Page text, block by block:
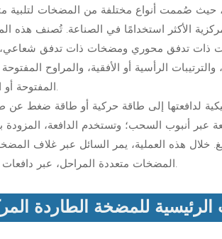
حيث صُممت أنواع مختلفة من المضخات لتلبية
الأكثر استخدامًا في الصناعة. تُصنف هذه
ذات تدفق محوري ومضخات ذات تدفق شعاعي،
الرأسية أو الأفقية، والمراوح
المفتوحة أو المغلقة.
لدافعتها إلى طاقة حركية أو طاقة ضغط
عبر أنبوب السحب؛ وتستخدم الدافعة،
خلال هذه العملية، يمر السائل عبر غلاف
المضخات متعددة المراحل، عبر دافعات إضافية.
الرئيسية للمضخة الطاردة